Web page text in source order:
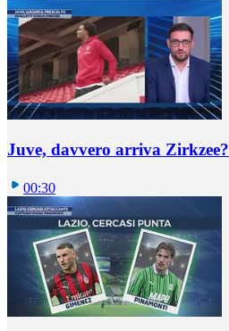
Juve, davvero arriva Zirkzee?
00:30